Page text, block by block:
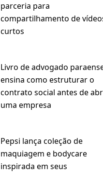
parceria para
compartilhamento de
curtos
Livro de advogado
ensina como estruturar o
contrato social antes de
uma empresa
Pepsi lança coleção de
maquiagem e bodycare
inspirada em seus